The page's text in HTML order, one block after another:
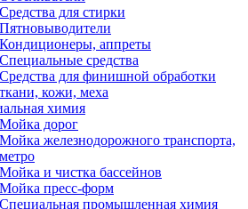
Средства для стирки
Пятновыводители
Кондиционеры, аппреты
Специальные средства
Средства для финишной обработки
ткани, кожи, меха
химия
Мойка дорог
Мойка железнодорожного транспорта,
метро
Мойка и чистка бассейнов
Мойка пресс-форм
Специальная промышленная химия